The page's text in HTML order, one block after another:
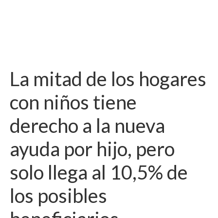
La mitad de los hogares
con niños tiene
derecho a la nueva
ayuda por hijo, pero
solo llega al 10,5% de
los posibles